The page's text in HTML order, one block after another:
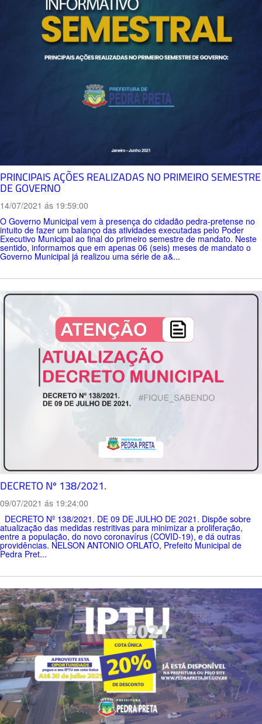
PRINCIPAIS AÇÕES REALIZADAS NO PRIMEIRO SEMESTRE
DE GOVERNO
14/07/2021 ás 19:59:00
O Governo Municipal vem à presença do cidadão pedra-pretense no
intuito de fazer um balanço das atividades executadas pelo Poder
Executivo Municipal ao final do primeiro semestre de mandato. Neste
sentido, informamos que em apenas 06 (seis) meses de mandato o
Governo Municipal já realizou uma série de a&...
DECRETO Nº 138/2021.
09/07/2021 ás 19:24:00
DECRETO Nº 138/2021. DE 09 DE JULHO DE 2021. Dispõe sobre
atualização das medidas restritivas para minimizar a proliferação,
entre a população, do novo coronavírus (COVID-19), e dá outras
providências. NELSON ANTONIO ORLATO, Prefeito Municipal de
Pedra Pret...